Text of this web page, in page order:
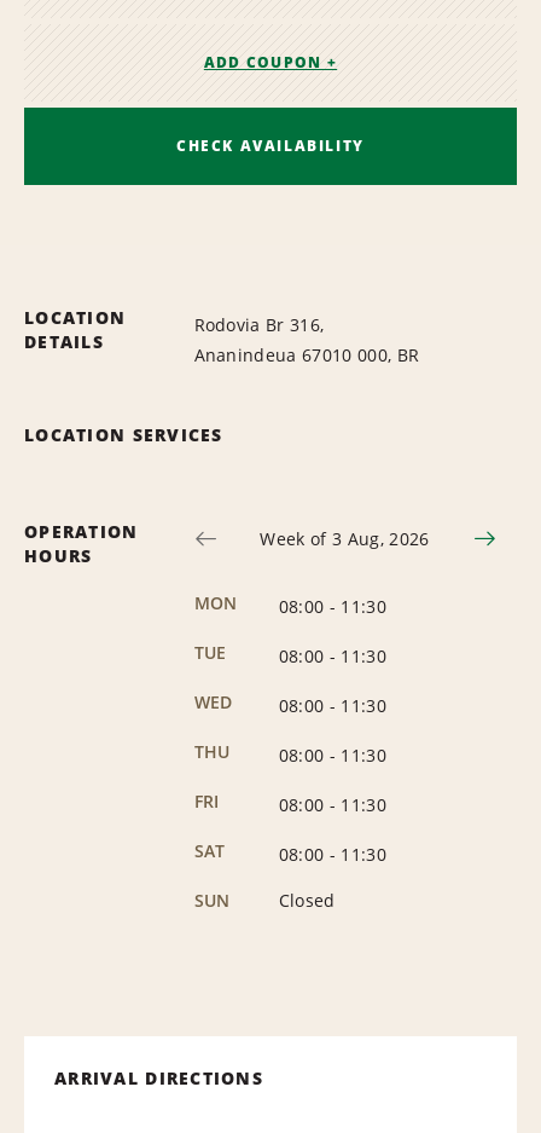
ADD COUPON +
CHECK AVAILABILITY
LOCATION
DETAILS
Rodovia Br 316,
Ananindeua 67010 000, BR
LOCATION SERVICES
OPERATION
HOURS
Week of 3 Aug, 2026
MON 08:00 - 11:30
TUE
08:00 - 11:30
WED
08:00 - 11:30
THU
08:00 - 11:30
FRI
08:00 - 11:30
SAT
08:00 - 11:30
SUN
Closed
ARRIVAL DIRECTIONS